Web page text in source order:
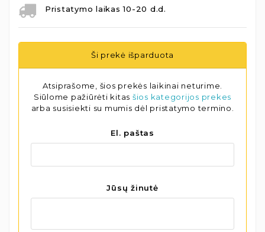
Pristatymo laikas 10-20 d.d.
Ši prekė išparduota
Atsiprašome, šios prekės laikinai neturime.
Siūlome pažiūrėti kitas šios kategorijos prekes
arba susisiekti su mumis dėl pristatymo termino.
El. paštas
Jūsų žinutė